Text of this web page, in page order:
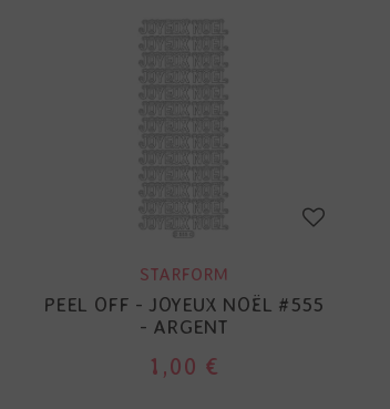
STARFORM
PEEL OFF - JOYEUX NOËL #555
- ARGENT
1,00 €